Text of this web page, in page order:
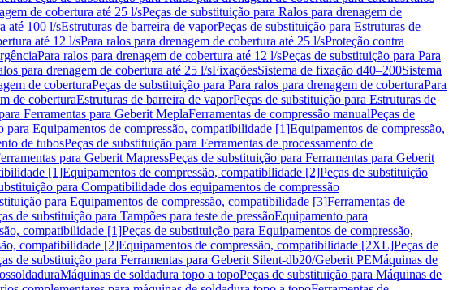
de cobertura até 25 l/sPeças de substituição para Ralos para drenagem de
até 100 l/sEstruturas de barreira de vaporPeças de substituição para Estruturas de
até 12 l/sPara ralos para drenagem de cobertura até 25 l/sProteção contra
Para ralos para drenagem de cobertura até 12 l/sPeças de substituição para Para
para drenagem de cobertura até 25 l/sFixaçõesSistema de fixação d40–200Sistema
de coberturaPeças de substituição para Para ralos para drenagem de coberturaPara
de coberturaEstruturas de barreira de vaporPeças de substituição para Estruturas de
Ferramentas para Geberit MeplaFerramentas de compressão manualPeças de
para Equipamentos de compressão, compatibilidade [1]Equipamentos de compressão,
de tubosPeças de substituição para Ferramentas de processamento de
para Geberit MapressPeças de substituição para Ferramentas para Geberit
[1]Equipamentos de compressão, compatibilidade [2]Peças de substituição
para Compatibilidade dos equipamentos de compressão
para Equipamentos de compressão, compatibilidade [3]Ferramentas de
de substituição para Tampões para teste de pressãoEquipamento para
compatibilidade [1]Peças de substituição para Equipamentos de compressão,
compatibilidade [2]Equipamentos de compressão, compatibilidade [2XL]Peças de
de substituição para Ferramentas para Geberit Silent-db20/Geberit PEMáquinas de
Máquinas de soldadura topo a topoPeças de substituição para Máquinas de